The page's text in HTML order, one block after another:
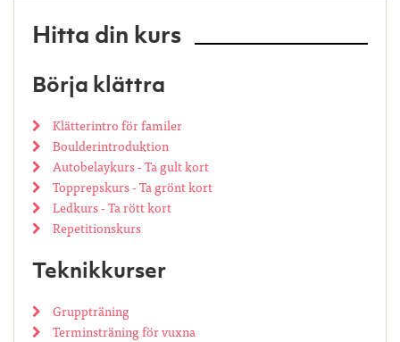
Hitta din kurs
Börja klättra
Klätterintro för familer
Boulderintroduktion
Autobelaykurs - Ta gult kort
Topprepskurs - Ta grönt kort
Ledkurs - Ta rött kort
Repetitionskurs
Teknikkurser
Gruppträning
Terminsträning för vuxna